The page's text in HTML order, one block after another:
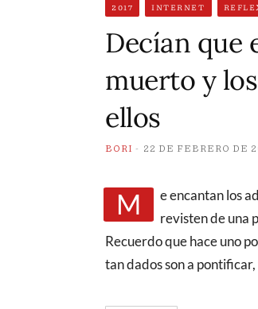
2017 INTERNET
Decían que
muerto y
ellos
BORI 22 DE FEBRERO DE
Me encantan los adivinos y futurólogos. Especialmente cuando fallan. Y más cuando se
revisten de una
Recuerdo que hace uno
tan dados son a